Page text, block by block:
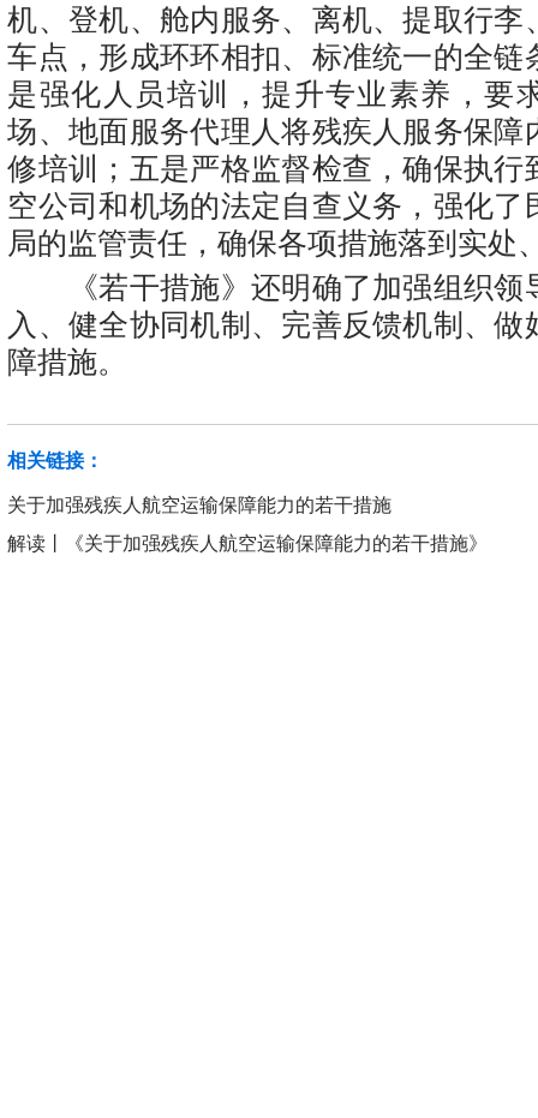
机、登机、舱内服务、离机、提取行李
车点，形成环环相扣、标准统一的全链
是强化人员培训，提升专业素养，要
场、地面服务代理人将残疾人服务保障
修培训；五是严格监督检查，确保执行
空公司和机场的法定自查义务，强化了
局的监管责任，确保各项措施落到实处
《若干措施》还明确了加强组织领
入、健全协同机制、完善反馈机制、做
障措施。
相关链接：
关于加强残疾人航空运输保障能力的若干措施
解读丨《关于加强残疾人航空运输保障能力的若干措施》